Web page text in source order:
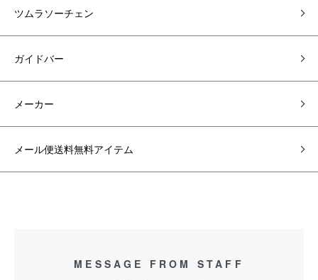
ツムラソーチェン
ガイドバー
メーカー
メール便送料無料アイテム
MESSAGE FROM STAFF